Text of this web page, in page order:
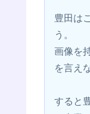
豊田は
う。
画像を
を言え
すると